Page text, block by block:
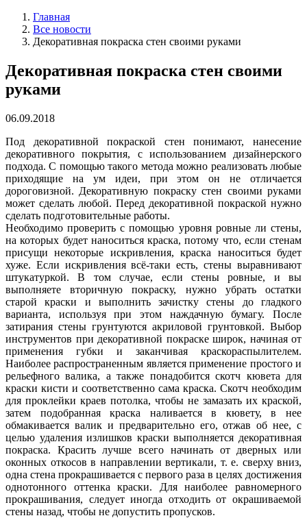
Главная
Все новости
Декоративная покраска стен своими руками
Декоративная покраска стен своими
руками
06.09.2018
Под декоративной покраской стен понимают, нанесение
декоративного покрытия, с использованием дизайнерского
подхода. С помощью такого метода можно реализовать любые
приходящие на ум идеи, при этом он не отличается
дороговизной. Декоративную покраску стен своими руками
может сделать любой. Перед декоративной покраской нужно
сделать подготовительные работы.
Необходимо проверить с помощью уровня ровные ли стены,
на которых будет наноситься краска, потому что, если стенам
присущи некоторые искривления, краска наноситься будет
хуже. Если искривления всё-таки есть, стены выравнивают
штукатуркой. В том случае, если стены ровные, и вы
выполняете вторичную покраску, нужно убрать остатки
старой краски и выполнить зачистку стены до гладкого
варианта, используя при этом наждачную бумагу. После
затирания стены грунтуются акриловой грунтовкой. Выбор
инструментов при декоративной покраске широк, начиная от
применения губки и заканчивая краскораспылителем.
Наиболее распространенным является применение простого и
рельефного валика, а также понадобится скотч кювета для
краски кисти и соответственно сама краска. Скотч необходим
для проклейки краев потолка, чтобы не замазать их краской,
затем подобранная краска наливается в кювету, в нее
обмакивается валик и предварительно его, отжав об нее, с
целью удаления излишков краски выполняется декоративная
покраска. Красить лучше всего начинать от дверных или
оконных откосов в направлении вертикали, т. е. сверху вниз,
одна стена прокрашивается с первого раза в целях достижения
однотонного оттенка краски. Для наиболее равномерного
прокрашивания, следует иногда отходить от окрашиваемой
стены назад, чтобы не допустить пропусков.